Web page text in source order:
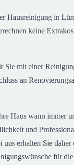
Hausreinigung in
keine
Sie mit einer
an
Haus wann immer
und
uns erhalten Sie
für die